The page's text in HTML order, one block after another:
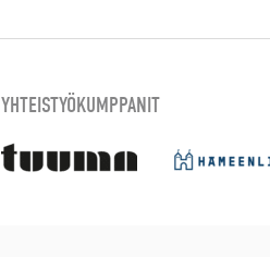
YHTEISTYÖKUMPPANIT